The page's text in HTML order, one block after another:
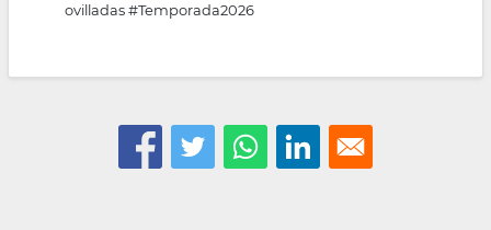
ovilladas#Temporada2026